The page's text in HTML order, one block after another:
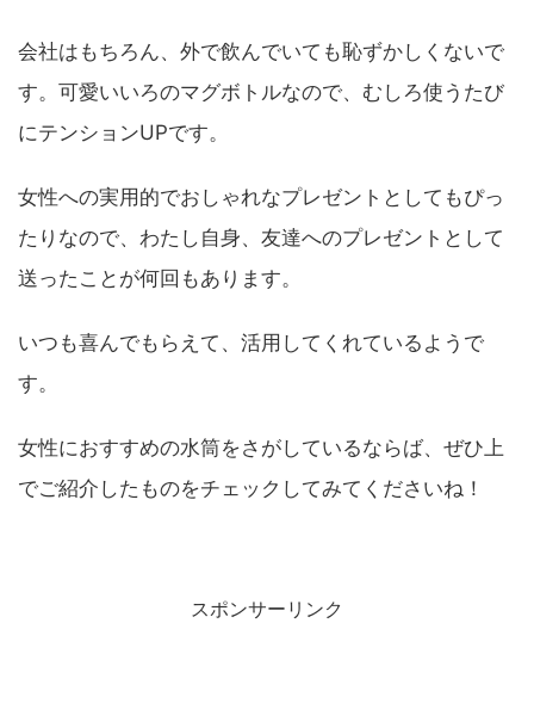
会社はもちろん、外で飲んでいても恥ずかしくないで
す。可愛いいろのマグボトルなので、むしろ使うたび
にテンションUPです。
女性への実用的でおしゃれなプレゼントとしてもぴっ
たりなので、わたし自身、友達へのプレゼントとして
送ったことが何回もあります。
いつも喜んでもらえて、活用してくれているようで
す。
女性におすすめの水筒をさがしているならば、ぜひ上
でご紹介したものをチェックしてみてくださいね！
スポンサーリンク